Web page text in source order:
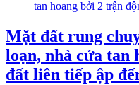
Mặt đất rung
loạn, nhà cửa tan
đất liên tiếp ập